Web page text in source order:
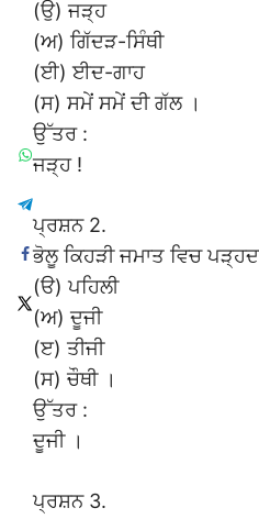
(ਉ) ਜੜ੍ਹ
(ਅ) ਗਿੱਦੜ-ਸਿੰਥੀ
(ਈ) ਈਦ-ਗਾਹ
(ਸ) ਸਮੇਂ ਸਮੇਂ ਦੀ ਗੱਲ ।
ਉੱਤਰ :
ਜੜ੍ਹ !
ਪ੍ਰਸ਼ਨ 2.
ਭੋਲੂ ਕਿਹੜੀ ਜਮਾਤ ਵਿਚ
(ੳ) ਪਹਿਲੀ
(ਅ) ਦੂਜੀ
(ੲ) ਤੀਜੀ
(ਸ) ਚੌਥੀ ।
ਉੱਤਰ :
ਦੂਜੀ ।
ਪ੍ਰਸ਼ਨ 3.